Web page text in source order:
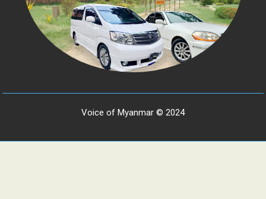
Voice of Myanmar © 2024